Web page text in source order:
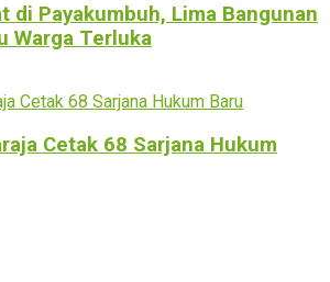
di Payakumbuh, Lima Bangunan
Warga Terluka
Cetak 68 Sarjana Hukum